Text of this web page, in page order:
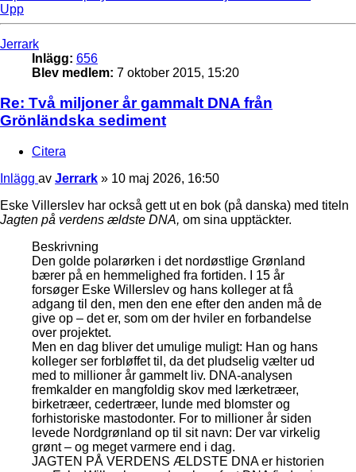
Upp
Jerrark
Inlägg: 656
Blev medlem: 7 oktober 2015, 15:20
Re: Två miljoner år gammalt DNA från
Grönländska sediment
Citera
Inlägg av Jerrark » 10 maj 2026, 16:50
Eske Villerslev har också gett ut en bok (på danska) med titeln
Jagten på verdens ældste DNA, om sina upptäckter.
Beskrivning
Den golde polarørken i det nordøstlige Grønland
bærer på en hemmelighed fra fortiden. I 15 år
forsøger Eske Willerslev og hans kolleger at få
adgang til den, men den ene efter den anden må de
give op – det er, som om der hviler en forbandelse
over projektet.
Men en dag bliver det umulige muligt: Han og hans
kolleger ser forbløffet til, da det pludselig vælter ud
med to millioner år gammelt liv. DNA-analysen
fremkalder en mangfoldig skov med lærketræer,
birketræer, cedertræer, lunde med blomster og
forhistoriske mastodonter. For to millioner år siden
levede Nordgrønland op til sit navn: Der var virkelig
grønt – og meget varmere end i dag.
JAGTEN PÅ VERDENS ÆLDSTE DNA er historien